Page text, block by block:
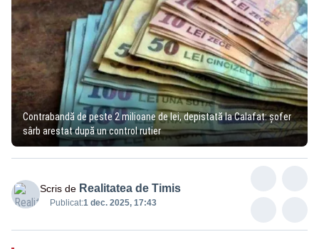
Contrabandă de peste 2 milioane de lei, depistată la Calafat: șofer
sârb arestat după un control rutier
Scris de Realitatea de Timis
Publicat:1 dec. 2025, 17:43